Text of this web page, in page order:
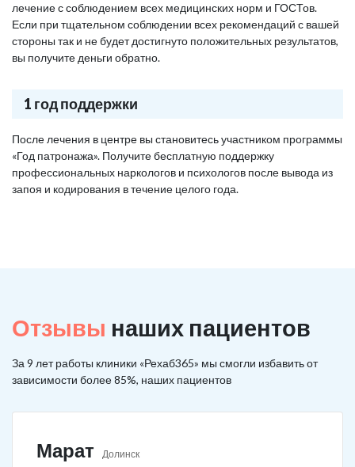
лечение с соблюдением всех медицинских норм и ГОСТов.
Если при тщательном соблюдении всех рекомендаций с вашей
стороны так и не будет достигнуто положительных результатов,
вы получите деньги обратно.
1 год поддержки
После лечения в центре вы становитесь участником программы
«Год патронажа». Получите бесплатную поддержку
профессиональных наркологов и психологов после вывода из
запоя и кодирования в течение целого года.
Отзывы наших пациентов
За 9 лет работы клиники «Рехаб365» мы смогли избавить от
зависимости более 85%, наших пациентов
Марат Долинск